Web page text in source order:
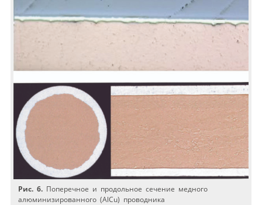
Рис. 6. Поперечное и продольное сечение медного
алюминизированного (AlCu) проводника